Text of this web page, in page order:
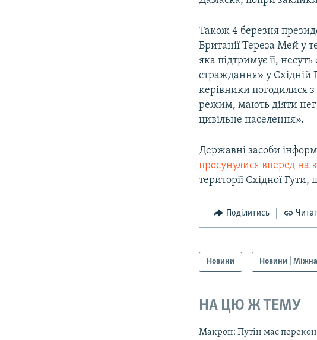
Також 4 березня
Британії Тереза Мей у
яка підтримує її,
страждання» у Східній
керівники погодилися
режим, мають діяти
цивільне населення».
Державні засоби
просунулися вперед на
території Східної
Поділитись
Новини Новини |
НА ЦЮ Ж ТЕМУ
Макрон: Путін має